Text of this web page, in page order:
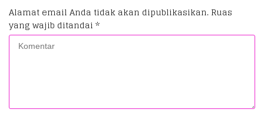
Alamat email Anda tidak akan dipublikasikan. Ruas
yang wajib ditandai *